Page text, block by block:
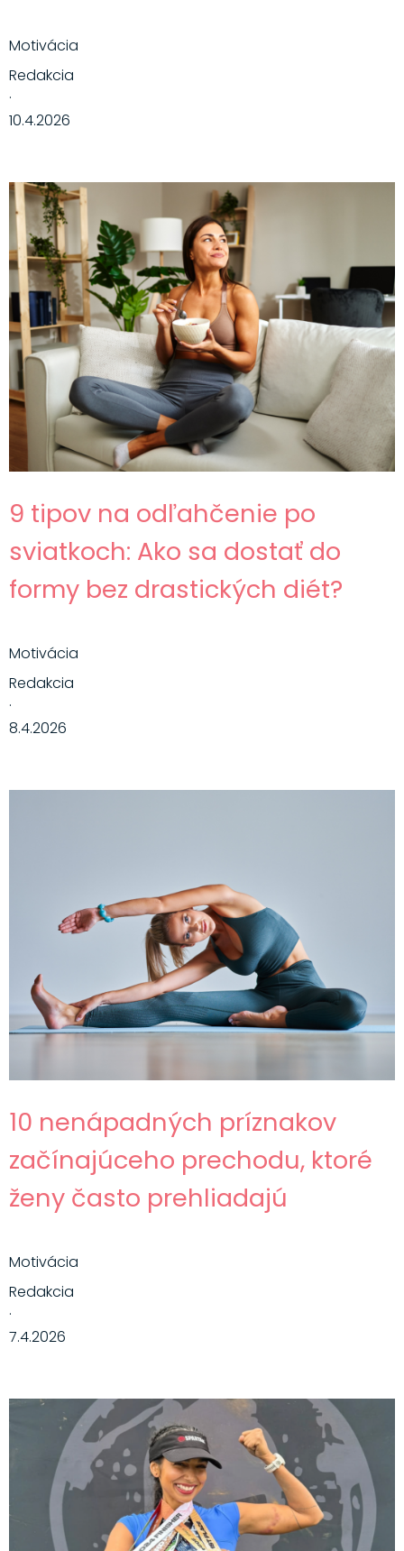
Motivácia
Redakcia
·
10.4.2026
9 tipov na odľahčenie po
sviatkoch: Ako sa dostať do
formy bez drastických diét?
Motivácia
Redakcia
·
8.4.2026
10 nenápadných príznakov
začínajúceho prechodu, ktoré
ženy často prehliadajú
Motivácia
Redakcia
·
7.4.2026